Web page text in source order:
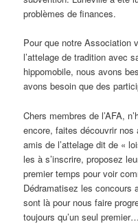
problèmes de finances.
Pour que notre Association
l’attelage de tradition avec
hippomobile, nous avons
avons besoin que des
Chers membres de l’AFA,
encore, faites découvrir
amis de l’attelage dit de «
les à s’inscrire, proposez
premier temps pour voir
Dédramatisez les
sont là pour nous faire
toujours qu’un seul premier…